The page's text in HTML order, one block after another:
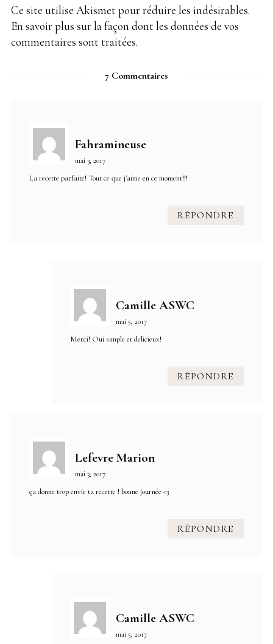
Ce site utilise Akismet pour réduire les indésirables.
En savoir plus sur la façon dont les données de vos
commentaires sont traitées.
7 Commentaires
Fahramineuse
mai 3, 2017
La recette parfaite! Tout ce que j'aime en ce moment!!!
RÉPONDRE
Camille ASWC
mai 5, 2017
Merci! Oui simple et delicieux!
RÉPONDRE
Lefevre Marion
mai 3, 2017
ça donne trop envie ta recette ! bonne journée <3
RÉPONDRE
Camille ASWC
mai 5, 2017